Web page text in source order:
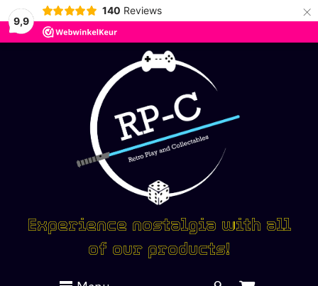
9,9
140 Reviews ×
Experience nostalgia with all
of our products!